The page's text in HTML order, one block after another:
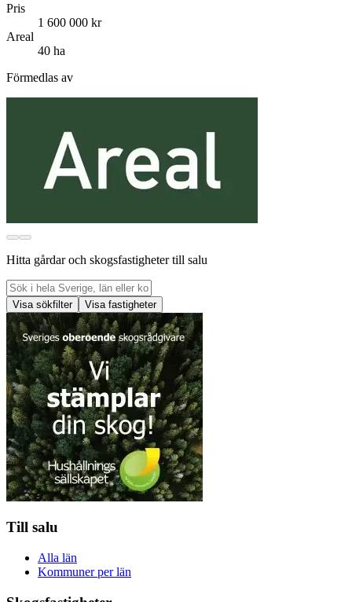
Pris
1 600 000 kr
Areal
40 ha
Förmedlas av
Hitta gårdar och skogsfastigheter till salu
Visa sökfilter Visa fastigheter
Till salu
Alla län
Kommuner per län